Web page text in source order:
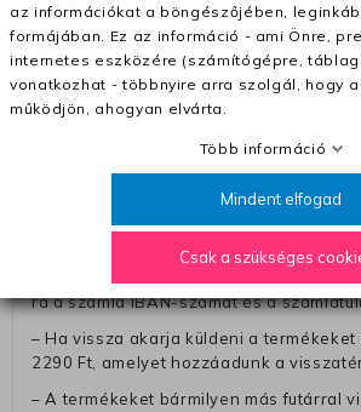
– A kapott termék cseréjéért 3780 Ft
számolunk fel (oda -vissza út)
Pénzvisszatérítés:
A pénz visszatérítéséhez küldjük a
elküldheti. Olyan utávéttel küldött
csomagba kérjük, hogy a
azonosítása érdekében tegyen egy
felírja telefonszámát/rendelési
rá a számla IBAN-számát és a
– Ha vissza akarja küldeni a termékeket
2290 Ft, amelyet hozzáadunk a
– A termékeket bármilyen más futárral
az információkat a böngészőjében,
formájában. Ez az információ - ami Önre,
internetes eszközére (számítógépre,
vonatkozhat - többnyire arra szolgál, hogy
működjön, ahogyan elvárta.
Több információ
Mindent elfogad
Csak a szükséges